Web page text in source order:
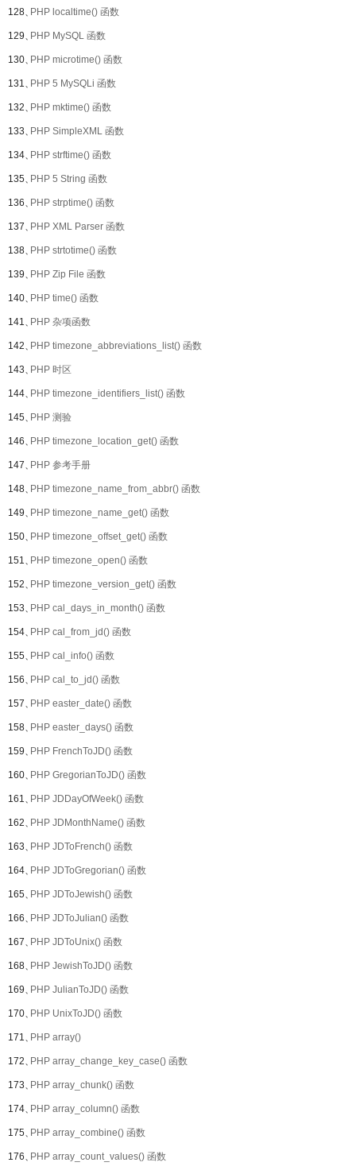
128、PHP localtime() 函数
129、PHP MySQL 函数
130、PHP microtime() 函数
131、PHP 5 MySQLi 函数
132、PHP mktime() 函数
133、PHP SimpleXML 函数
134、PHP strftime() 函数
135、PHP 5 String 函数
136、PHP strptime() 函数
137、PHP XML Parser 函数
138、PHP strtotime() 函数
139、PHP Zip File 函数
140、PHP time() 函数
141、PHP 杂项函数
142、PHP timezone_abbreviations_list() 函数
143、PHP 时区
144、PHP timezone_identifiers_list() 函数
145、PHP 测验
146、PHP timezone_location_get() 函数
147、PHP 参考手册
148、PHP timezone_name_from_abbr() 函数
149、PHP timezone_name_get() 函数
150、PHP timezone_offset_get() 函数
151、PHP timezone_open() 函数
152、PHP timezone_version_get() 函数
153、PHP cal_days_in_month() 函数
154、PHP cal_from_jd() 函数
155、PHP cal_info() 函数
156、PHP cal_to_jd() 函数
157、PHP easter_date() 函数
158、PHP easter_days() 函数
159、PHP FrenchToJD() 函数
160、PHP GregorianToJD() 函数
161、PHP JDDayOfWeek() 函数
162、PHP JDMonthName() 函数
163、PHP JDToFrench() 函数
164、PHP JDToGregorian() 函数
165、PHP JDToJewish() 函数
166、PHP JDToJulian() 函数
167、PHP JDToUnix() 函数
168、PHP JewishToJD() 函数
169、PHP JulianToJD() 函数
170、PHP UnixToJD() 函数
171、PHP array()
172、PHP array_change_key_case() 函数
173、PHP array_chunk() 函数
174、PHP array_column() 函数
175、PHP array_combine() 函数
176、PHP array_count_values() 函数